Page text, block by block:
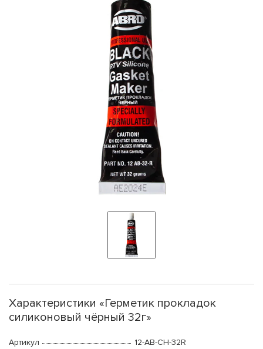
Характеристики «Герметик прокладок
силиконовый чёрный 32г»
Артикул
12-AB-CH-32R